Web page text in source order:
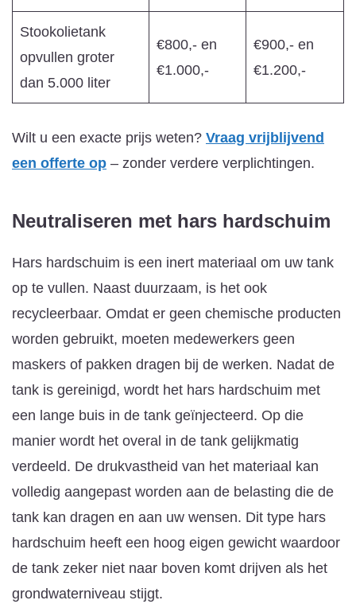
Stookolietank
opvullen groter
dan 5.000 liter
€800,- en
€1.000,-
€900,- en
€1.200,-
Wilt u een exacte prijs weten? Vraag vrijblijvend
een offerte op – zonder verdere verplichtingen.
Neutraliseren met hars hardschuim
Hars hardschuim is een inert materiaal om uw tank
op te vullen. Naast duurzaam, is het ook
recycleerbaar. Omdat er geen chemische producten
worden gebruikt, moeten medewerkers geen
maskers of pakken dragen bij de werken. Nadat de
tank is gereinigd, wordt het hars hardschuim met
een lange buis in de tank geïnjecteerd. Op die
manier wordt het overal in de tank gelijkmatig
verdeeld. De drukvastheid van het materiaal kan
volledig aangepast worden aan de belasting die de
tank kan dragen en aan uw wensen. Dit type hars
hardschuim heeft een hoog eigen gewicht waardoor
de tank zeker niet naar boven komt drijven als het
grondwaterniveau stijgt.